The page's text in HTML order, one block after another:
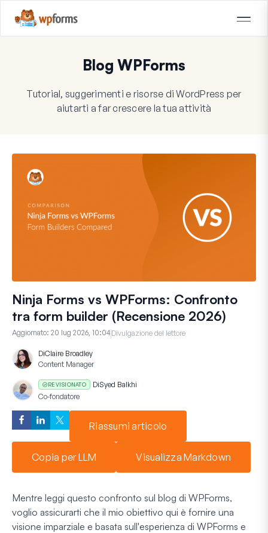
Blog WPForms
Tutorial, suggerimenti e risorse di WordPress per
aiutarti a far crescere la tua attività
Ninja Forms vs WPForms: Confronto
tra form builder (Recensione 2026)
Aggiornato: 20 lug 2026, 10:04 Divulgazione del lettore
DiClaire Broadley
Content Manager
REVISIONATO DiSyed Balkhi
Co-fondatore
Riassumi articolo
Copia per LLM Visualizza Markdown
Mentre leggi questo confronto sul blog di WPForms,
voglio assicurarti che il mio obiettivo qui è fornire una
visione imparziale e basata sull'esperienza di WPForms e